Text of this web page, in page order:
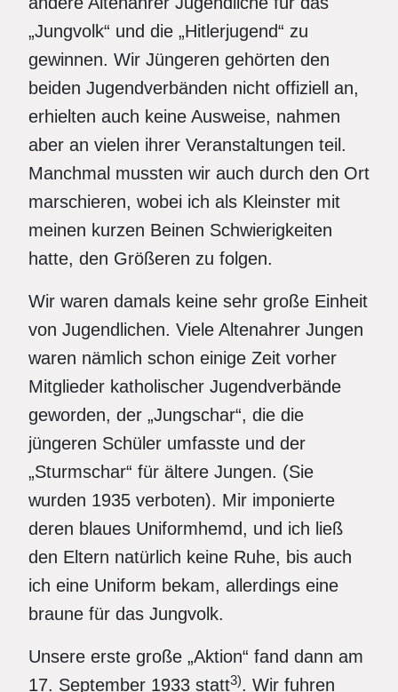
„Jungvolk“ und die „Hitlerjugend“ zu
gewinnen. Wir Jüngeren gehörten den
beiden Jugendverbänden nicht offiziell an,
erhielten auch keine Ausweise, nahmen
aber an vielen ihrer Veranstaltungen teil.
Manchmal mussten wir auch durch den Ort
marschieren, wobei ich als Kleinster mit
meinen kurzen Beinen Schwierigkeiten
hatte, den Größeren zu folgen.
Wir waren damals keine sehr große Einheit
von Jugendlichen. Viele Altenahrer Jungen
waren nämlich schon einige Zeit vorher
Mitglieder katholischer Jugendverbände
geworden, der „Jungschar“, die die
jüngeren Schüler umfasste und der
„Sturmschar“ für ältere Jungen. (Sie
wurden 1935 verboten). Mir imponierte
deren blaues Uniformhemd, und ich ließ
den Eltern natürlich keine Ruhe, bis auch
ich eine Uniform bekam, allerdings eine
braune für das Jungvolk.
Unsere erste große „Aktion“ fand dann am
17. September 1933 statt3). Wir fuhren